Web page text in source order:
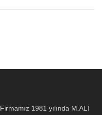
Firmamız 1981 yılında M.ALİ